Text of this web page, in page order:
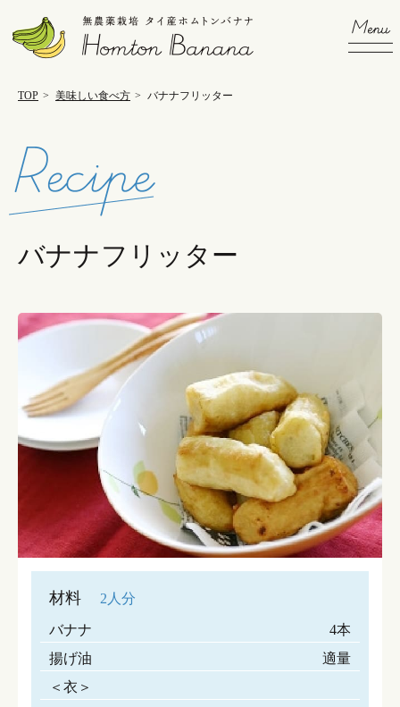
TOP > 美味しい食べ方 > バナナフリッター
バナナフリッター
材料 2人分
バナナ
4本
揚げ油
適量
＜衣＞